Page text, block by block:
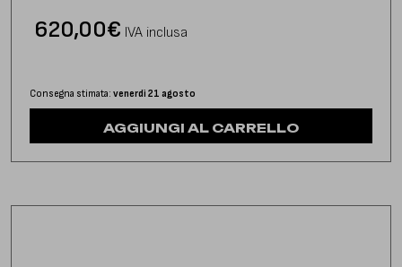
€
620,00 IVA inclusa
Consegna stimata: venerdì 21 agosto
AGGIUNGI AL CARRELLO